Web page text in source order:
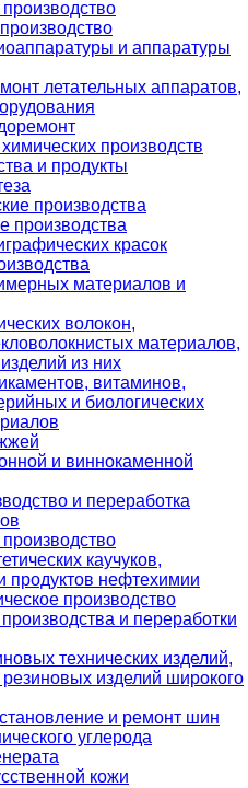
и аппаратуры
летательных аппаратов,
производств
и продукты
производства
производства
красок
материалов и
волокон,
материалов,
из них
витаминов,
и биологических
и виннокаменной
и переработка
каучуков,
продуктов нефтехимии
производство
и переработки
технических изделий,
изделий широкого
и ремонт шин
углерода
кожи